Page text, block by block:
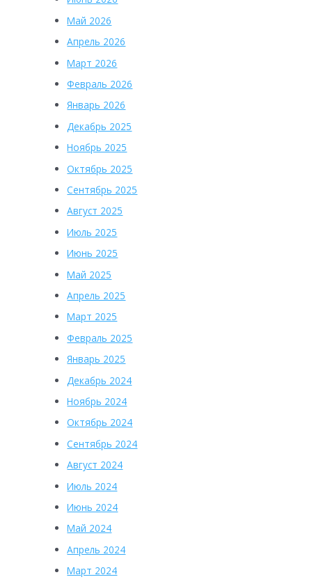
Май 2026
Апрель 2026
Март 2026
Февраль 2026
Январь 2026
Декабрь 2025
Ноябрь 2025
Октябрь 2025
Сентябрь 2025
Август 2025
Июль 2025
Июнь 2025
Май 2025
Апрель 2025
Март 2025
Февраль 2025
Январь 2025
Декабрь 2024
Ноябрь 2024
Октябрь 2024
Сентябрь 2024
Август 2024
Июль 2024
Июнь 2024
Май 2024
Апрель 2024
Март 2024